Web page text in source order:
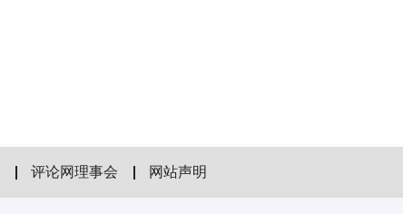
评论网理事会 网站声明